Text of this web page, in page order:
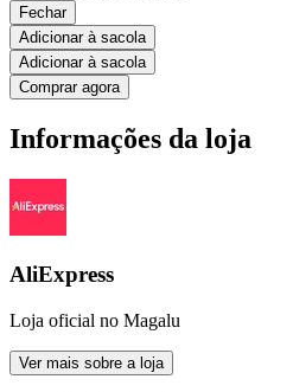
Fechar
Adicionar à sacola
Adicionar à sacola
Comprar agora
Informações da loja
AliExpress
Loja oficial no Magalu
Ver mais sobre a loja